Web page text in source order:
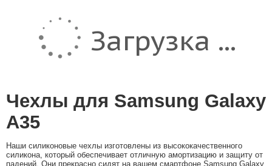
Загрузка ...
Чехлы для Samsung Galaxy
A35
Наши силиконовые чехлы изготовлены из высококачественного
силикона, который обеспечивает отличную амортизацию и защиту от
падений. Они прекрасно сидят на вашем смартфоне Samsung Galaxy